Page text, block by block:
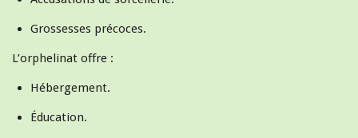
Grossesses précoces.
L’orphelinat offre :
Hébergement.
Éducation.